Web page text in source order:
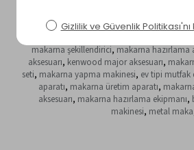
makarna makinesi,makarna yapım aksesuarı
makarna şekillendirici, makarna hazırlama
aksesuarı, kenwood major aksesuarı,
seti, makarna yapma makinesi, ev tipi mutfak
aparatı, makarna üretim aparatı,
aksesuarı, makarna hazırlama ekipmanı,
makinesi, metal maka